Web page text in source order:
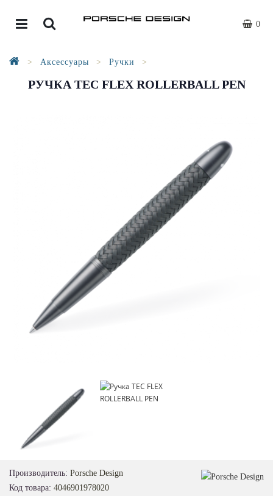
0
Аксессуары Ручки
РУЧКА TEC FLEX ROLLERBALL PEN
Производитель: Porsche Design
Код товара: 4046901978020